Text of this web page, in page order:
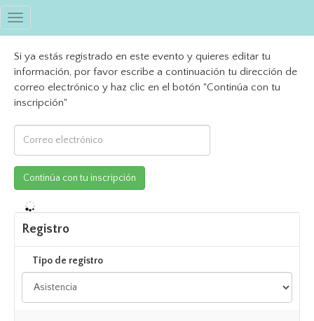
Toggle
navigation
Si ya estás registrado en este evento y quieres editar tu
información, por favor escribe a continuación tu dirección de
correo electrónico y haz clic en el botón "Continúa con tu
inscripción"
Registro
Tipo de registro